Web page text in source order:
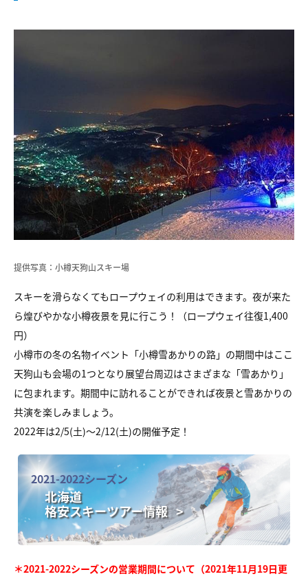
提供写真：小樽天狗山スキー場
スキーを滑らなくてもロープウェイの利用はできます。夜が来た
ら煌びやかな小樽夜景を見に行こう！（ロープウェイ往復1,400
円）
小樽市の冬の名物イベント「小樽雪あかりの路」の期間中はここ
天狗山も会場の1つとなり展望台周辺はさまざまな「雪あかり」
に包まれます。期間中に訪れることができれば夜景と雪あかりの
共演を楽しみましょう。
2022年は2/5(土)～2/12(土)の開催予定！
2021-2022シーズン
北海道
格安スキーツアー情報 >
＊2021-2022シーズンの営業期間について（2021年11月19日更